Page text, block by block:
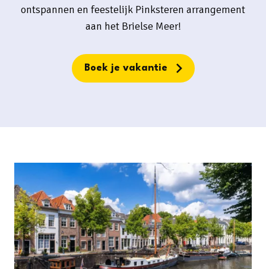
ontspannen en feestelijk Pinksteren arrangement
aan het Brielse Meer!
Boek je vakantie